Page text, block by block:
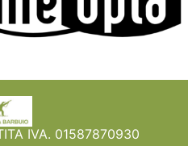
IVA. 01587870930